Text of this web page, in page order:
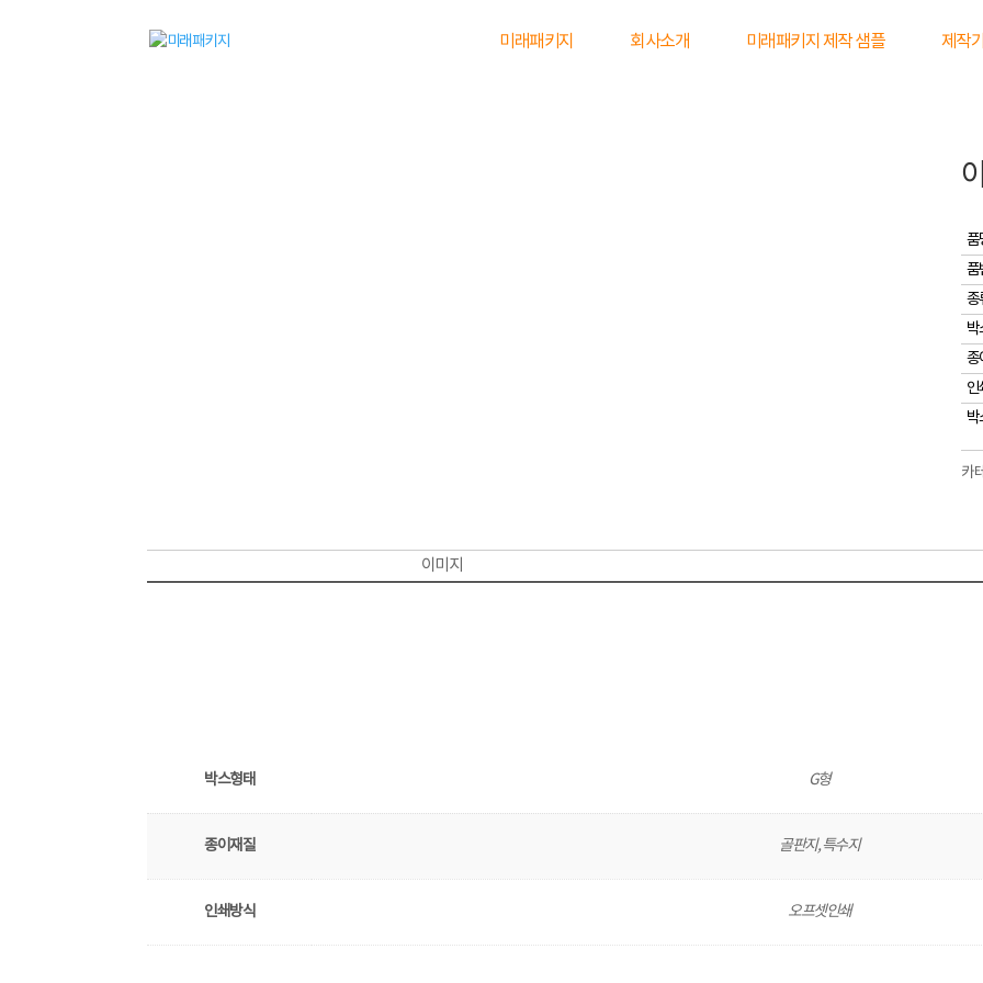
미래패키지 회사소개 미래패키지 제작 샘플 제작
품
품
종
박
종
인
박
카
이미지
박스형태 G형
종이재질 골판지, 특수지
인쇄방식 오프셋인쇄